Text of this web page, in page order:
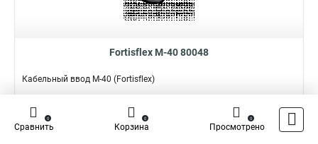
Fortisflex M-40 80048
Кабельный ввод M-40 (Fortisflex)
Подробнее Сравнить
Наличие:
Сравнить
0
Корзина
0
Просмотрено
0